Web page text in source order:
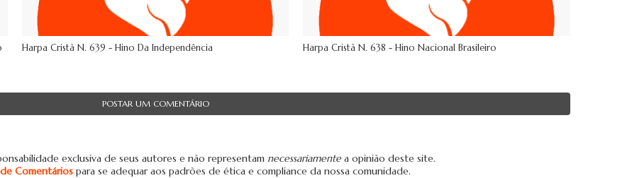
Harpa Cristã N. 639 - Hino Da Independência Harpa Cristã N. 638 - Hino Nacional Brasileiro
POSTAR UM COMENTÁRIO
exclusiva de seus autores e não representam necessariamentea opinião deste site.
Comentáriospara se adequar aos padrões de ética e compliance da nossa comunidade.